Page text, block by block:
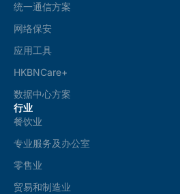
统一通信方案
网络保安
应用工具
HKBNCare+
数据中心方案
行业
餐饮业
专业服务及办公室
零售业
贸易和制造业